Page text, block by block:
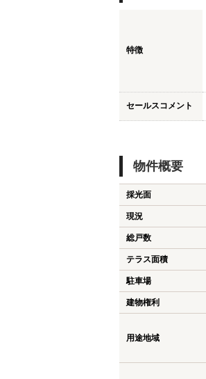
特徴
セールスコメント
物件概要
採光面
現況
総戸数
テラス面積
駐車場
建物権利
用途地域